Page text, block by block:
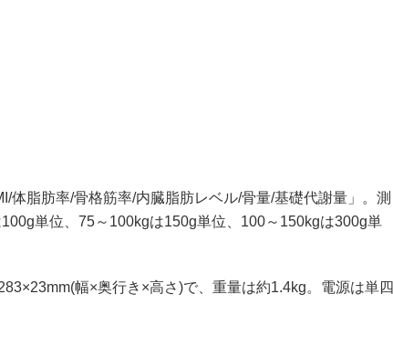
体脂肪率/骨格筋率/内臓脂肪レベル/骨量/基礎代謝量」。測
単位、75～100kgは150g単位、100～150kgは300g単
幅×奥行き×高さ)で、重量は約1.4kg。電源は単四